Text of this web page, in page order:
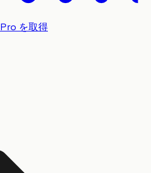
Pro を取得